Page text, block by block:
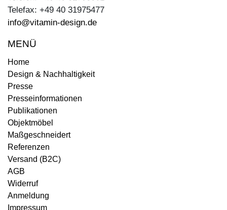
Telefax: +49 40 31975477
info@vitamin-design.de
MENÜ
Home
Design & Nachhaltigkeit
Presse
Presseinformationen
Publikationen
Objektmöbel
Maßgeschneidert
Referenzen
Versand (B2C)
AGB
Widerruf
Anmeldung
Impressum